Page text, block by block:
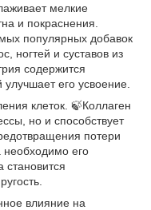
мелкие
и покраснения.
популярных добавок
ногтей и суставов из
содержится
его усвоение.
клеток. 🍃Коллаген
но и способствует
потери
необходимо его
становится
влияние на